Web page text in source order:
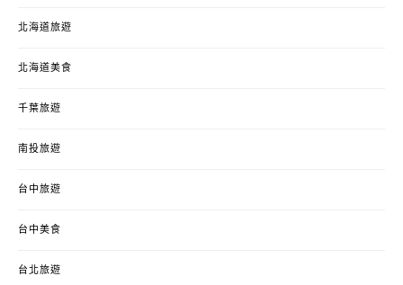
北海道旅遊
北海道美食
千葉旅遊
南投旅遊
台中旅遊
台中美食
台北旅遊